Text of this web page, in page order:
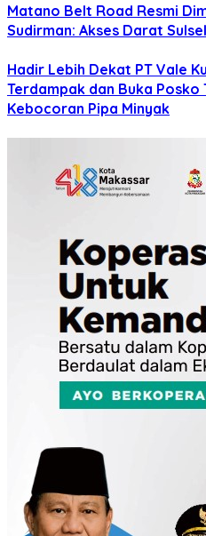
Matano Belt Road Resmi
Sudirman: Akses Darat
Hadir Lebih Dekat PT Vale
Terdampak dan Buka Posko
Kebocoran Pipa Minyak